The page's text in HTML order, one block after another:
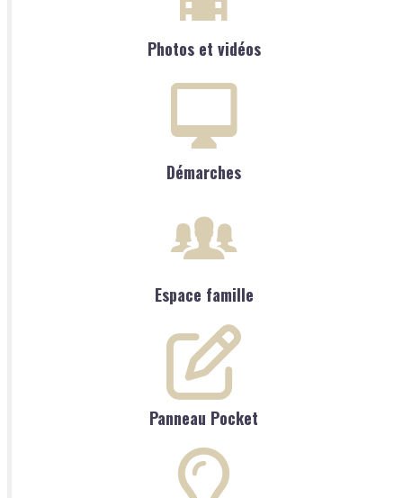
Photos et vidéos
Démarches
Espace famille
Panneau Pocket